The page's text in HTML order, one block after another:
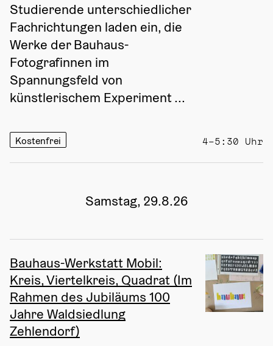
Studierende unterschiedlicher
Fachrichtungen laden ein, die
Werke der Bauhaus-
Fotografinnen im
Spannungsfeld von
künstlerischem Experiment ...
Kostenfrei 4–5:30 Uhr
Samstag, 29.8.26
Bauhaus-Werkstatt Mobil:
Kreis, Viertelkreis, Quadrat (Im
Rahmen des Jubiläums 100
Jahre Waldsiedlung
Zehlendorf)